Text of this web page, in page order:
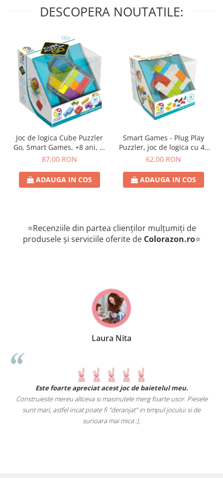
DESCOPERA NOUTATILE:
Joc de logica Cube Puzzler
Go, Smart Games, +8 ani, lb
romana
87,00 RON
ADAUGA IN COS
Smart Games - Plug Play
Puzzler, joc de logica cu 48
de provocari, 6+ ani, lb
62,00 RON
ADAUGA IN COS
⭐Recenziile din partea clienților mulțumiți de
produsele și serviciile oferite de Colorazon.ro⭐
Laura Nita
Este foarte apreciat acest joc de baietelul meu.
Construieste mereu altceva si masinutele merg foarte usor. Piesele
sunt mari, astfel incat poate fi "deranjat" in timpul jocului si de
surioara mai mica :).